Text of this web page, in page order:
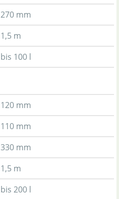
270 mm
1,5 m
bis 100 l
120 mm
110 mm
330 mm
1,5 m
bis 200 l